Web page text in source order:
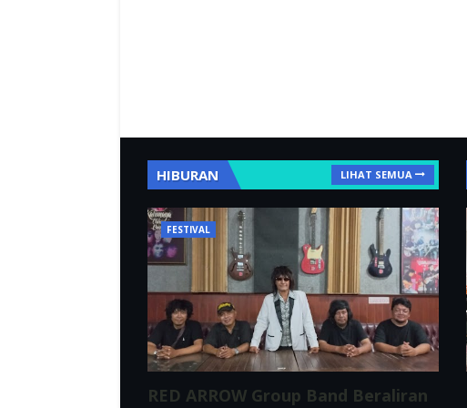
HIBURAN LIHAT SEMUA
FESTIVAL
RED ARROW Group Band Beraliran